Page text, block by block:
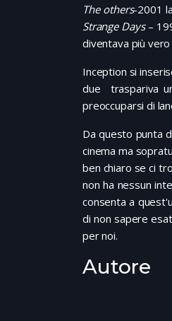
The others-2001
Strange Days–
diventava più
Inception si
due traspariva
preoccuparsi di
Da questo punta
cinema ma
ben chiaro se ci
non ha nessun
consenta a
di non sapere
per noi.
Autore